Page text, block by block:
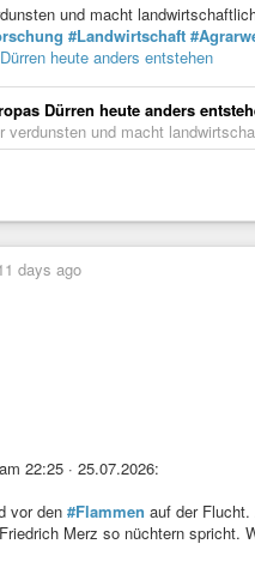
und macht
#Landwirtschaft
heute anders entstehen
Dürren heute anders
und macht
days ago
22:25 · 25.07.2026:
vor den #Flammen auf der
Merz so nüchtern spricht.